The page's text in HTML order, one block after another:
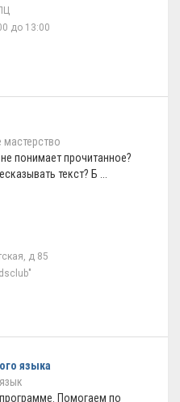
до 13:00
понимает прочитанное?
текст? Б ...
д 85
языка
Помогаем по